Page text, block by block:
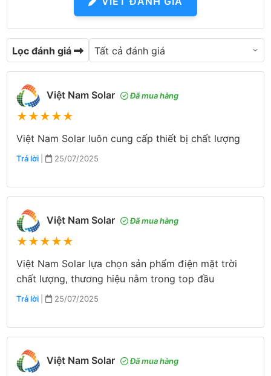
Lọc đánh giá
Việt Nam Solar Đã mua hàng
★★★★★
Việt Nam Solar luôn cung cấp thiết bị chất lượng
Trả lời | 25/07/2025
Việt Nam Solar Đã mua hàng
★★★★★
Việt Nam Solar lựa chọn sản phẩm điện mặt trời
chất lượng, thương hiệu nằm trong top đầu
Trả lời | 25/07/2025
Việt Nam Solar Đã mua hàng